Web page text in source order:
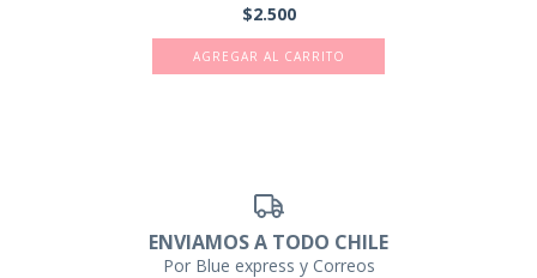
$2.500
AGREGAR AL CARRITO
ENVIAMOS A TODO CHILE
Por Blue express y Correos